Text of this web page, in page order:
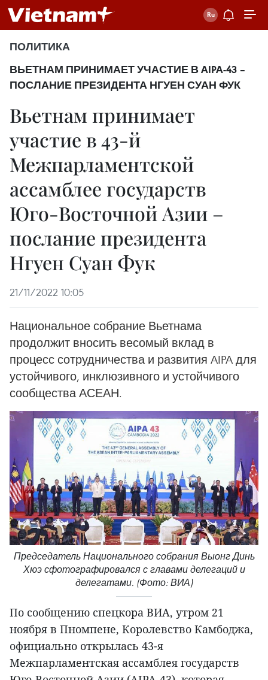
ПОЛИТИКА
ВЬЕТНАМ ПРИНИМАЕТ УЧАСТИЕ В AIPA-43 –
ПОСЛАНИЕ ПРЕЗИДЕНТА НГУЕН СУАН ФУК
Вьетнам принимает
участие в 43-й
Межпарламентской
ассамблее государств
Юго-Восточной Азии –
послание президента
Нгуен Суан Фук
21/11/2022 10:05
Национальное собрание Вьетнама
продолжит вносить весомый вклад в
процесс сотрудничества и развития AIPA для
устойчивого, инклюзивного и устойчивого
сообщества АСЕАН.
Председатель Национального собрания Выонг Динь
Хюэ сфотографировался с главами делегаций и
делегатами. (Фото: ВИА)
По сообщению спецкора ВИА, утром 21
ноября в Пномпене, Королевство Камбоджа,
официально открылась 43-я
Межпарламентская ассамблея государств